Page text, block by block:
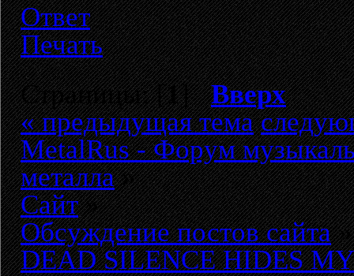
Ответ
Печать
Страницы: [1]Вверх
« предыдущая тема
MetalRus - Форум
металла»
Сайт»
Обсуждение постов сайта»
DEAD SILENCE HIDES